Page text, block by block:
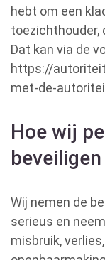
hebt om een
toezichthouder,
Dat kan via de
https://
met-de-
Hoe wij
beveiligen
Wij nemen de
serieus en
misbruik,